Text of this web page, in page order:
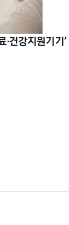
·건강지원기기’